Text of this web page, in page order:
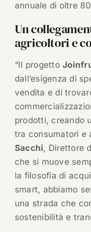
annuale di oltre
Un
agricoltori e
“Il progetto
dall’esigenza di
vendita e di
prodotti, creando
tra consumatori e
Sacchi, Direttore
che si muove
la filosofia di
smart, abbiamo
una strada che
sostenibilità e